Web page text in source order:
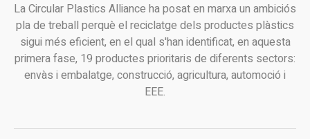
La Circular Plastics Alliance ha posat en marxa un ambiciós
pla de treball perquè el reciclatge dels productes plàstics
sigui més eficient, en el qual s'han identificat, en aquesta
primera fase, 19 productes prioritaris de diferents sectors:
envàs i embalatge, construcció, agricultura, automoció i
EEE.